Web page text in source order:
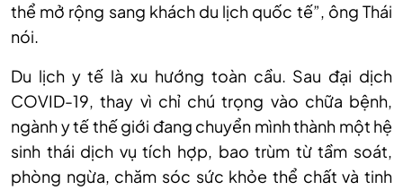
thể mở rộng sang khách du lịch quốc tế”, ông Thái
nói.
Du lịch y tế là xu hướng toàn cầu. Sau đại dịch
COVID-19, thay vì chỉ chú trọng vào chữa bệnh,
ngành y tế thế giới đang chuyển mình thành một hệ
sinh thái dịch vụ tích hợp, bao trùm từ tầm soát,
phòng ngừa, chăm sóc sức khỏe thể chất và tinh